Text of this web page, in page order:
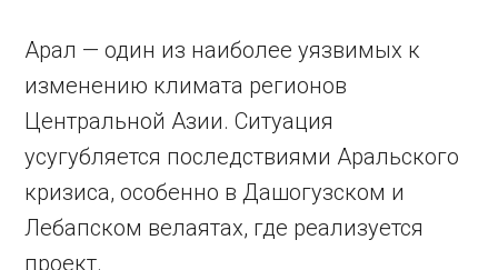
Арал — один из наиболее уязвимых к
изменению климата регионов
Центральной Азии. Ситуация
усугубляется последствиями Аральского
кризиса, особенно в Дашогузском и
Лебапском велаятах, где реализуется
проект.